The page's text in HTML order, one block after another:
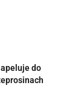
apeluje do